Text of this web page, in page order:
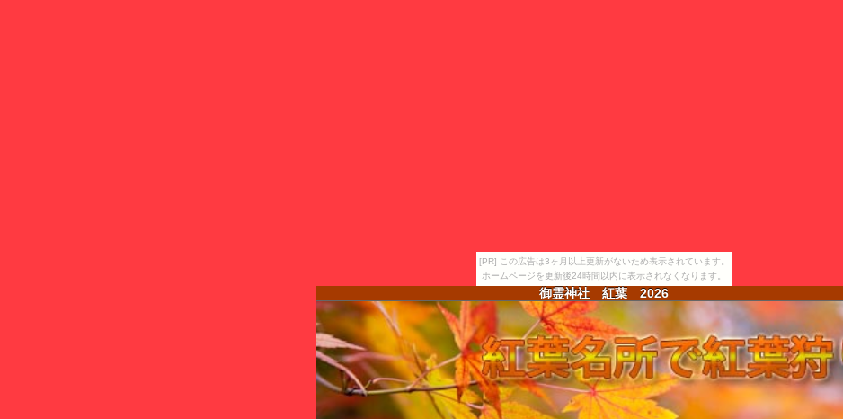
[PR] この広告は3ヶ月以上更新がないため表示されています。
ホームページを更新後24時間以内に表示されなくなります。
御霊神社 紅葉 2026